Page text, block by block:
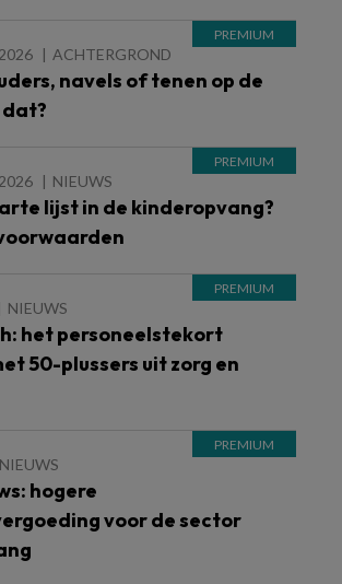
ACHTERGROND
navels of tenen op de
NIEUWS
lijst in de kinderopvang?
NIEUWS
het personeelstekort
50-plussers uit zorg en
NIEUWS
hogere
voor de sector